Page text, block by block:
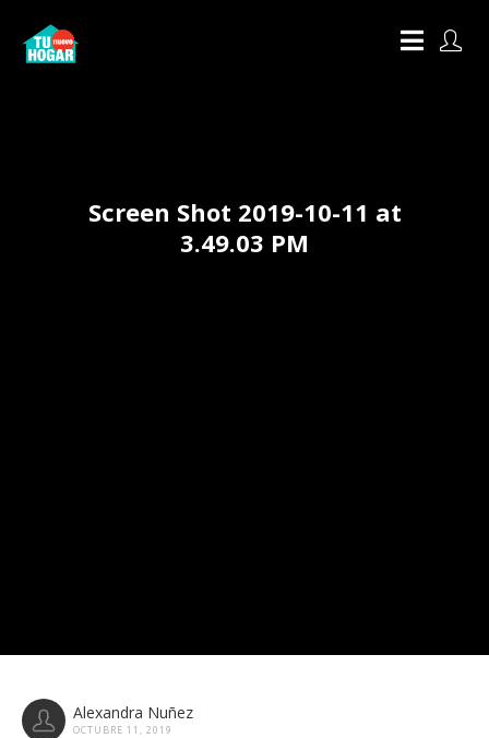
Screen Shot 2019-10-11 at
3.49.03 PM
Alexandra Nuñez
OCTUBRE 11, 2019